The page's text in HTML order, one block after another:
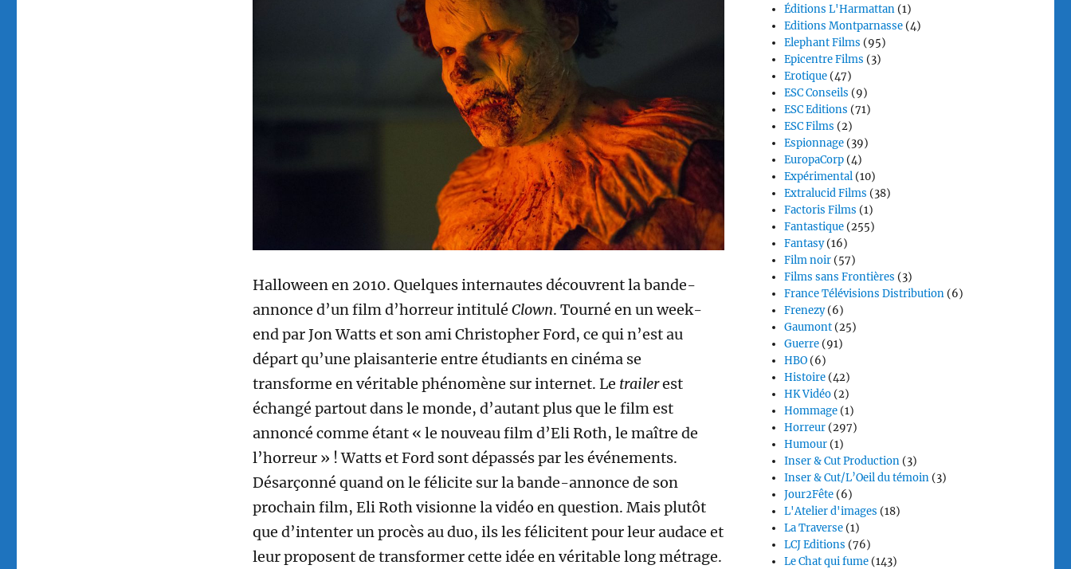
Halloween en 2010. Quelques internautes découvrent la bande-
annonce d’un film d’horreur intitulé Clown. Tourné en un week-
end par Jon Watts et son ami Christopher Ford, ce qui n’est au
départ qu’une plaisanterie entre étudiants en cinéma se
transforme en véritable phénomène sur internet. Le trailerest
échangé partout dans le monde, d’autant plus que le film est
annoncé comme étant « le nouveau film d’Eli Roth, le maître de
l’horreur » ! Watts et Ford sont dépassés par les événements.
Désarçonné quand on le félicite sur la bande-annonce de son
prochain film, Eli Roth visionne la vidéo en question. Mais plutôt
que d’intenter un procès au duo, ils les félicitent pour leur audace et
leur proposent de transformer cette idée en véritable long métrage.
Éditions L'Harmattan (1)
Editions Montparnasse (4)
Elephant Films (95)
Epicentre Films (3)
Erotique (47)
ESC Conseils (9)
ESC Editions (71)
ESC Films (2)
Espionnage (39)
EuropaCorp (4)
Expérimental (10)
Extralucid Films (38)
Factoris Films (1)
Fantastique (255)
Fantasy(16)
Film noir (57)
Films sans Frontières (3)
France Télévisions Distribution (6)
Frenezy(6)
Gaumont (25)
Guerre (91)
HBO (6)
Histoire (42)
HK Vidéo (2)
Hommage (1)
Horreur (297)
Humour (1)
Inser & Cut Production (3)
Inser & Cut/L’Oeil du témoin (3)
Jour2Fête (6)
L'Atelier d'images (18)
La Traverse (1)
LCJ Editions (76)
Le Chat qui fume (143)